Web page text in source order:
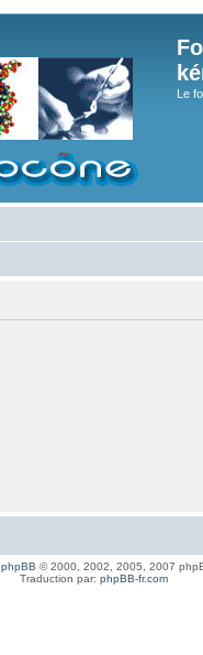
Le
phpBB © 2000, 2002, 2005, 2007
Traduction par: phpBB-fr.com